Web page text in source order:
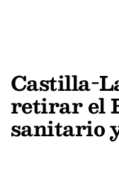
Castilla-
retirar el
sanitario